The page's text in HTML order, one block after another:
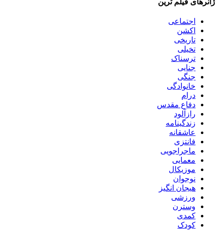
اجتماعی
اکشن
تاریخی
تخیلی
ترسناک
جنایی
جنگی
خانوادگی
درام
دفاع مقدس
رازآلود
زندگینامه
عاشقانه
فانتزی
ماجراجویی
معمایی
موزیکال
نوجوان
هیجان انگیز
ورزشی
وسترن
کمدی
کودک